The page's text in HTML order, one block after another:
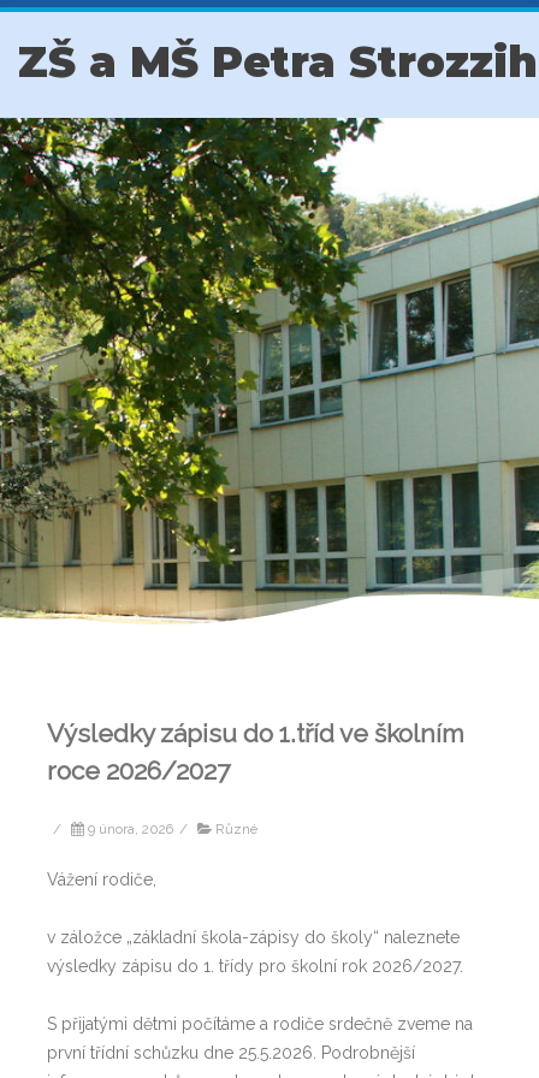
ZŠ a MŠ Petra
Výsledky zápisu do 1.tříd ve školním
roce 2026/2027
/ 9 února, 2026 / Různé
Vážení rodiče,
v záložce „základní škola-zápisy do školy“ naleznete
výsledky zápisu do 1. třídy pro školní rok 2026/2027.
S přijatými dětmi počítáme a rodiče srdečně zveme na
první třídní schůzku dne 25.5.2026. Podrobnější